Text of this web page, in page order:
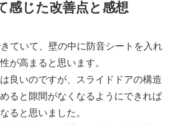
感じた改善点と感想
ていて、壁の中に防音シートを入れ
が高まると思います。
良いのですが、スライドドアの構造
ると隙間がなくなるようにできれば
ると思いました。